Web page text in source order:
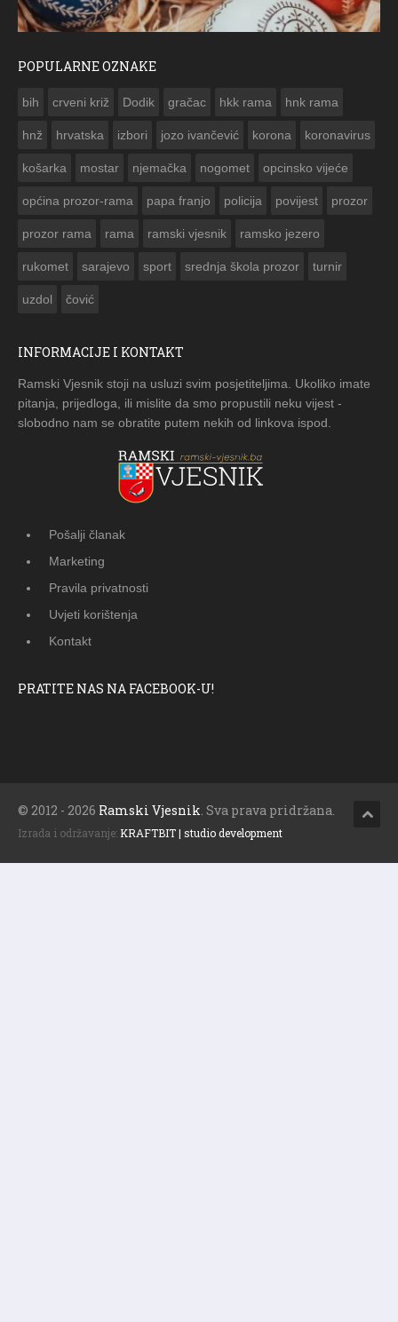
POPULARNE OZNAKE
bih crveni križ Dodik gračac hkk rama hnk rama
hnž hrvatska izbori jozo ivančević korona koronavirus
košarka mostar njemačka nogomet opcinsko vijeće
općina prozor-rama papa franjo policija povijest prozor
prozor rama rama ramski vjesnik ramsko jezero
rukomet sarajevo sport srednja škola prozor turnir
uzdol čović
INFORMACIJE I KONTAKT
Ramski Vjesnik stoji na usluzi svim posjetiteljima. Ukoliko imate
pitanja, prijedloga, ili mislite da smo propustili neku vijest -
slobodno nam se obratite putem nekih od linkova ispod.
Pošalji članak
Marketing
Pravila privatnosti
Uvjeti korištenja
Kontakt
PRATITE NAS NA FACEBOOK-U!
© 2012 - 2026 Ramski Vjesnik. Sva prava pridržana.
Izrada i održavanje: KRAFTBIT | studio development